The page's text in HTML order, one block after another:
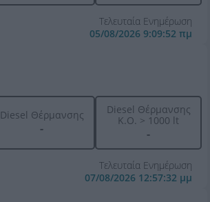
Τελευταία Ενημέρωση
05/08/2026 9:09:52 πμ
Diesel Θέρμανσης
-
Diesel Θέρμανσης
K.O. > 1000 lt
-
Τελευταία Ενημέρωση
07/08/2026 12:57:32 μμ